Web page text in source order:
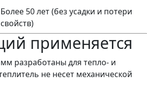
Более 50 лет (без усадки и потери
свойств)
применяется
разработаны для тепло- и
не несет механической